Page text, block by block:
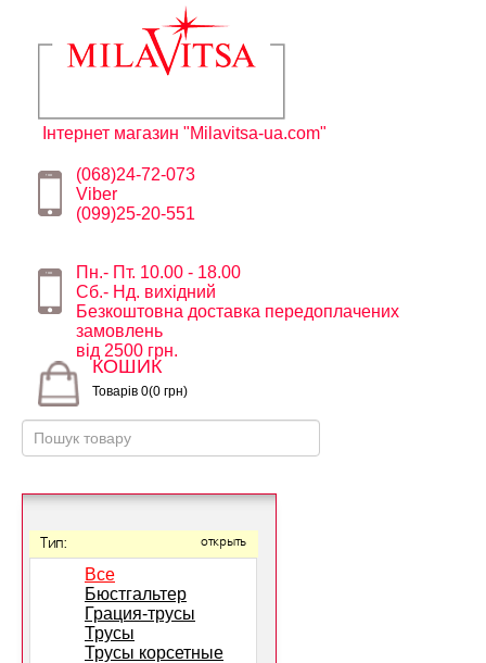
Інтернет магазин "Milavitsa-ua.com"
(068)24-72-073
Viber
(099)25-20-551
Пн.- Пт. 10.00 - 18.00
Сб.- Нд. вихідний
Безкоштовна доставка передоплачених
замовлень
від 2500 грн.
КОШИК
Товарів 0(0 грн)
Тип: открыть
Все
Бюстгальтер
Грация-трусы
Трусы
Трусы корсетные